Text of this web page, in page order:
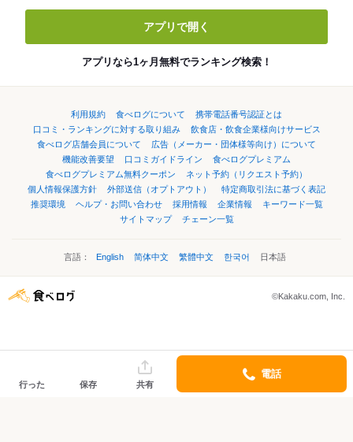
アプリで開く
アプリなら1ヶ月無料でランキング検索！
利用規約 食べログについて
携帯電話番号認証とは
口コミ・ランキングに対する取り組み
飲食店・飲食企業様向けサービス
食べログ店舗会員について
広告（メーカー・団体様等向け）について
機能改善要望
口コミガイドライン
食べログプレミアム
食べログプレミアム無料クーポン
ネット予約（リクエスト予約）
個人情報保護方針
外部送信（オプトアウト）
特定商取引法に基づく表記
推奨環境
ヘルプ・お問い合わせ 採用情報 企業情報
キーワード一覧
サイトマップ
チェーン一覧
言語： English 简体中文 繁體中文 한국어 日本語
©Kakaku.com, Inc.
行った 保存 共有
電話